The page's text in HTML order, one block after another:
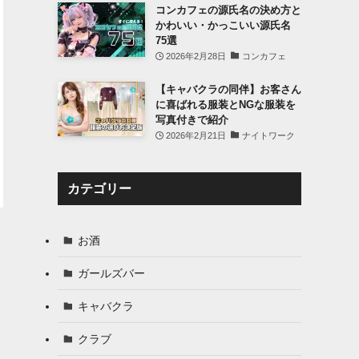
コンカフェの源氏名の決め方と
かわいい・かっこいい源氏名
75選
2026年2月28日 コンカフェ
【キャバクラの同伴】お客さん
に喜ばれる服装とNGな服装を
写真付きで紹介
2026年2月21日 ナイトワーク
カテゴリー
お酒
ガールズバー
キャバクラ
クラブ